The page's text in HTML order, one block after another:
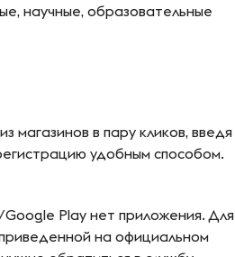
научные, образовательные
магазинов в пару кликов, введя
удобным способом.
Google Play нет приложения. Для
на официальном